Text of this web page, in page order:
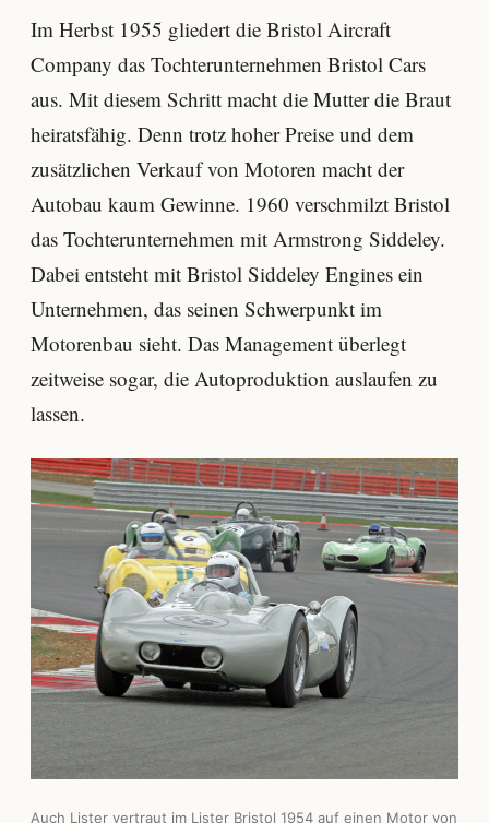
Im Herbst 1955 gliedert die Bristol Aircraft
Company das Tochterunternehmen Bristol Cars
aus. Mit diesem Schritt macht die Mutter die Braut
heiratsfähig. Denn trotz hoher Preise und dem
zusätzlichen Verkauf von Motoren macht der
Autobau kaum Gewinne. 1960 verschmilzt Bristol
das Tochterunternehmen mit Armstrong Siddeley.
Dabei entsteht mit Bristol Siddeley Engines ein
Unternehmen, das seinen Schwerpunkt im
Motorenbau sieht. Das Management überlegt
zeitweise sogar, die Autoproduktion auslaufen zu
lassen.
Auch Lister vertraut im Lister Bristol 1954 auf einen Motor von